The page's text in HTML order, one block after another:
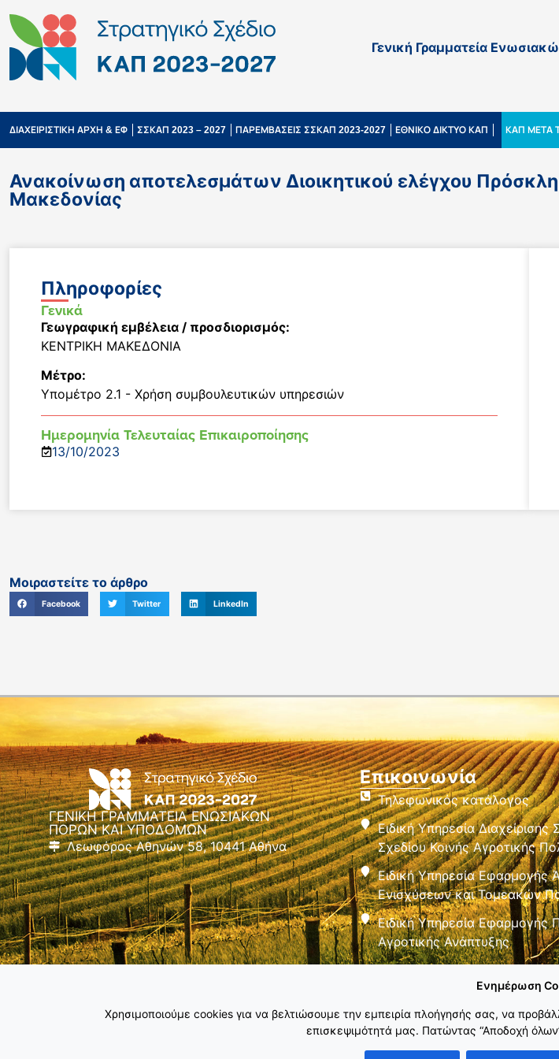
Γενική Γραμματεία
ΔΙΑΧΕΙΡΙΣΤΙΚΗ ΑΡΧΗ & ΕΦ ΣΣΚΑΠ 2023 – 2027 ΠΑΡΕΜΒΑΣΕΙΣ ΣΣΚΑΠ 2023-2027 ΕΘΝΙΚΟ ΔΙΚΤΥΟ ΚΑΠ ΚΑΠ ΜΕΤΑ
Ανακοίνωση αποτελεσμάτων Διοικητικού ελέγχου
Μακεδονίας
Πληροφορίες
Γενικά
Γεωγραφική εμβέλεια / προσδιορισμός:
ΚΕΝΤΡΙΚΗ ΜΑΚΕΔΟΝΙΑ
Μέτρο:
Υπομέτρο 2.1 - Χρήση συμβουλευτικών υπηρεσιών
Ημερομηνία Τελευταίας Επικαιροποίησης
13/10/2023
Μοιραστείτε το άρθρο
Facebook Twitter LinkedIn
ΓΕΝΙΚΗ ΓΡΑΜΜΑΤΕΙΑ ΕΝΩΣΙΑΚΩΝ
ΠΟΡΩΝ ΚΑΙ ΥΠΟΔΟΜΩΝ
Λεωφόρος Αθηνών 58, 10441 Αθήνα
Επικοινωνία
Τηλεφωνικός κατάλογος
Ειδική Υπηρεσία Διαχείρισης
Σχεδίου Κοινής Αγροτικής
Ειδική Υπηρεσία Εφαρμογής
Ενισχύσεων και Τομεακών
Ειδική Υπηρεσία Εφαρμογής
Αγροτικής Ανάπτυξης
Ενημέρωση
Χρησιμοποιούμε cookies για να βελτιώσουμε την εμπειρία πλοήγησής σας, να
επισκεψιμότητά μας. Πατώντας “Αποδοχή